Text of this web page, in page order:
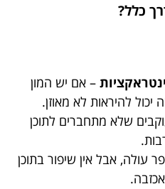
כלל?
– אם יש המון
יכול להיראות לא מאוזן.
שלא מתחברים לתוכן
עולה, אבל אין שיפור בתוכן